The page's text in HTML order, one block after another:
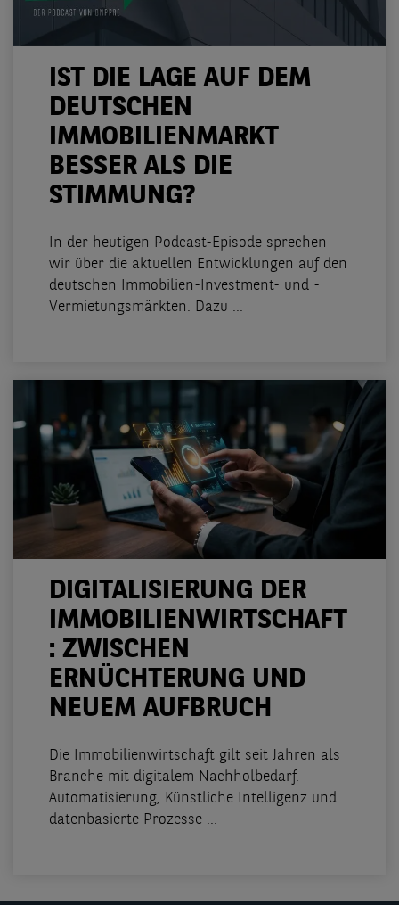
IST DIE LAGE AUF DEM
DEUTSCHEN
IMMOBILIENMARKT
BESSER ALS DIE
STIMMUNG?
In der heutigen Podcast-Episode sprechen
wir über die aktuellen Entwicklungen auf den
deutschen Immobilien-Investment- und -
Vermietungsmärkten. Dazu ...
DIGITALISIERUNG DER
IMMOBILIENWIRTSCHAFT
: ZWISCHEN
ERNÜCHTERUNG UND
NEUEM AUFBRUCH
Die Immobilienwirtschaft gilt seit Jahren als
Branche mit digitalem Nachholbedarf.
Automatisierung, Künstliche Intelligenz und
datenbasierte Prozesse ...